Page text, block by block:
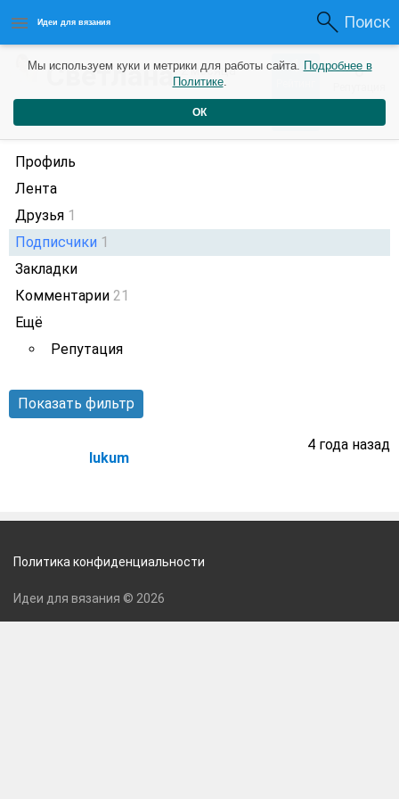
Идеи для вязания Поиск
Светлана2 месяца 1 0
Профиль
Лента
Друзья 1
Подписчики 1
Закладки
Комментарии 21
Ещё
Репутация
Показать фильтр
lukum
4 года назад
Мы используем куки и метрики для работы сайта. Подробнее в
Политике.
ОК
Политика конфиденциальности
Идеи для вязания © 2026